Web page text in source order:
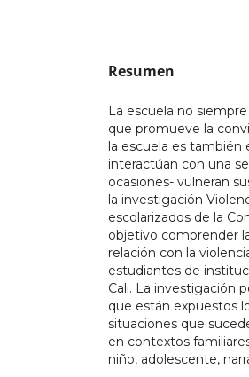
Resumen
La escuela no
que promueve la
la escuela es también
interactúan con una
ocasiones- vulneran
la investigación
escolarizados de la
objetivo comprender
relación con la
estudiantes de
Cali. La investigación
que están expuestos
situaciones que
en contextos
niño, adolescente,